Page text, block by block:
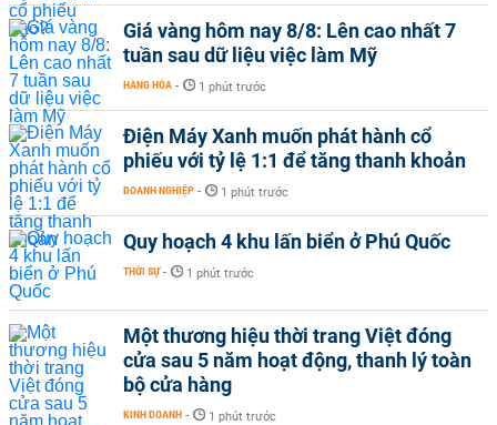
Giá vàng hôm nay 8/8: Lên cao nhất 7
tuần sau dữ liệu việc làm Mỹ
HÀNG HÓA - 1 phút trước
Điện Máy Xanh muốn phát hành cổ
phiếu với tỷ lệ 1:1 để tăng thanh khoản
DOANH NGHIỆP - 1 phút trước
Quy hoạch 4 khu lấn biển ở Phú Quốc
THỜI SỰ - 1 phút trước
Một thương hiệu thời trang Việt đóng
cửa sau 5 năm hoạt động, thanh lý toàn
bộ cửa hàng
KINH DOANH - 1 phút trước